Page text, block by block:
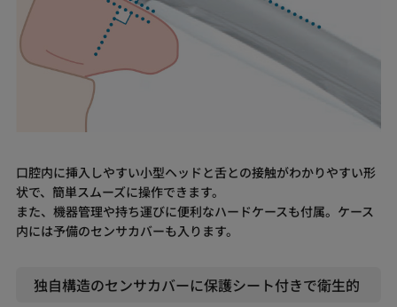
口腔内に挿入しやすい小型ヘッドと舌との接触がわかりやすい形
状で、簡単スムーズに操作できます。
また、機器管理や持ち運びに便利なハードケースも付属。ケース
内には予備のセンサカバーも入ります。
独自構造のセンサカバーに保護シート付きで衛生的